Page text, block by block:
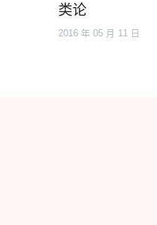
类论
2016 年 05 月 11 日